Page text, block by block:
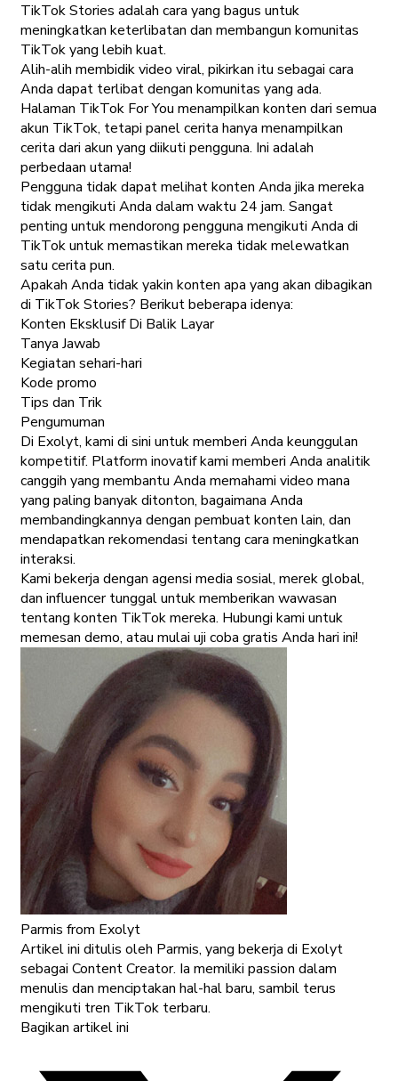
TikTok Stories adalah cara yang bagus untuk
meningkatkan keterlibatan dan membangun komunitas
TikTok yang lebih kuat.
Alih-alih membidik video viral, pikirkan itu sebagai cara
Anda dapat terlibat dengan komunitas yang ada.
Halaman TikTok For You menampilkan konten dari semua
akun TikTok, tetapi panel cerita hanya menampilkan
cerita dari akun yang diikuti pengguna. Ini adalah
perbedaan utama!
Pengguna tidak dapat melihat konten Anda jika mereka
tidak mengikuti Anda dalam waktu 24 jam. Sangat
penting untuk mendorong pengguna mengikuti Anda di
TikTok untuk memastikan mereka tidak melewatkan
satu cerita pun.
Apakah Anda tidak yakin konten apa yang akan dibagikan
di TikTok Stories? Berikut beberapa idenya:
Konten Eksklusif Di Balik Layar
Tanya Jawab
Kegiatan sehari-hari
Kode promo
Tips dan Trik
Pengumuman
Di Exolyt, kami di sini untuk memberi Anda keunggulan
kompetitif. Platform inovatif kami memberi Anda analitik
canggih yang membantu Anda memahami video mana
yang paling banyak ditonton, bagaimana Anda
membandingkannya dengan pembuat konten lain, dan
mendapatkan rekomendasi tentang cara meningkatkan
interaksi.
Kami bekerja dengan agensi media sosial, merek global,
dan influencer tunggal untuk memberikan wawasan
tentang konten TikTok mereka. Hubungi kami untuk
memesan demo, atau mulai uji coba gratis Anda hari ini!
Parmis from Exolyt
Artikel ini ditulis oleh Parmis, yang bekerja di Exolyt
sebagai Content Creator. Ia memiliki passion dalam
menulis dan menciptakan hal-hal baru, sambil terus
mengikuti tren TikTok terbaru.
Bagikan artikel ini